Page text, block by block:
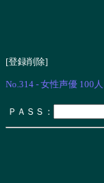
[登録削除]
No.314 - 女性声優 100
ＰＡＳＳ：